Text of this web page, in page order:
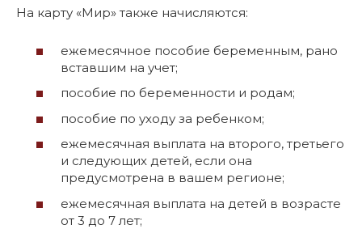
На карту «Мир» также начисляются:
ежемесячное пособие беременным, рано
вставшим на учет;
пособие по беременности и родам;
пособие по уходу за ребенком;
ежемесячная выплата на второго, третьего
и следующих детей, если она
предусмотрена в вашем регионе;
ежемесячная выплата на детей в возрасте
от 3 до 7 лет;